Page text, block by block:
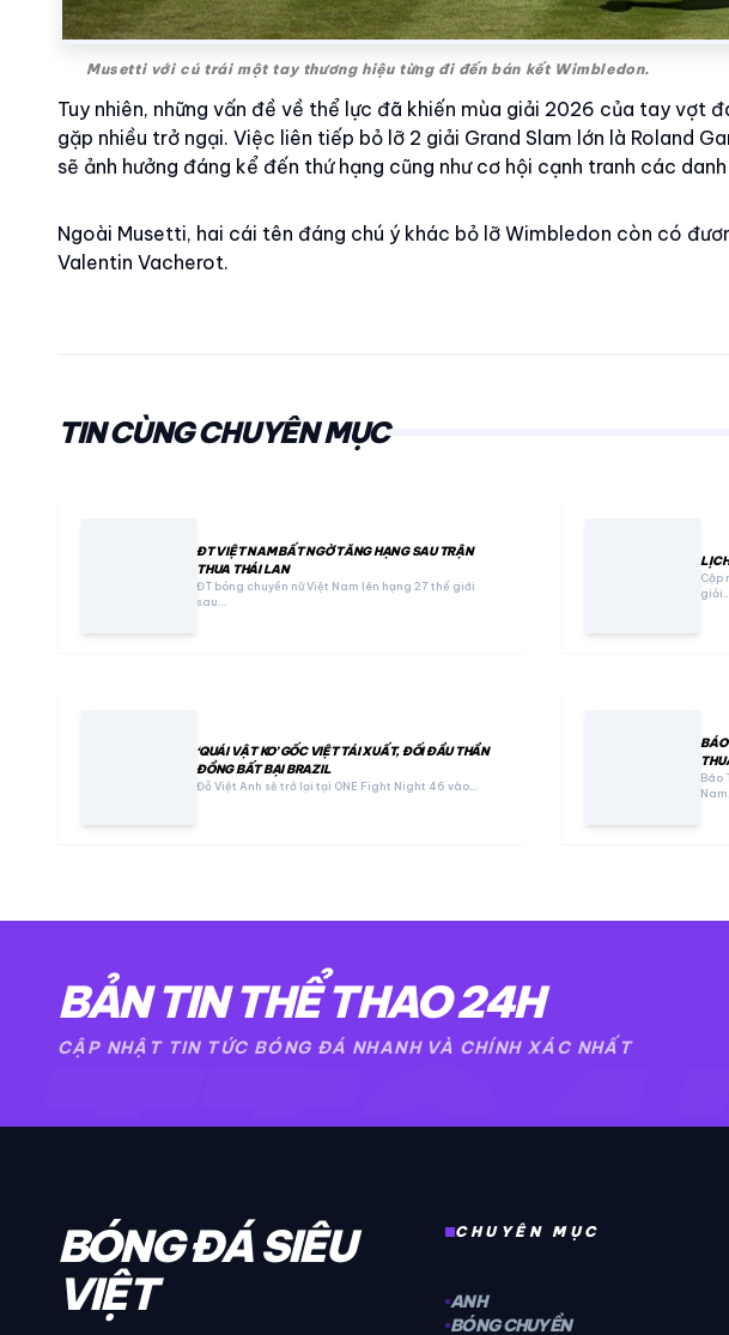
Musetti với cú trái một tay thương hiệu từng đi đến bán kết Wimbledon.
Tuy nhiên, những vấn đề về thể lực đã khiến mùa giải 2026 của tay vợt
gặp nhiều trở ngại. Việc liên tiếp bỏ lỡ 2 giải Grand Slam lớn là Roland
sẽ ảnh hưởng đáng kể đến thứ hạng cũng như cơ hội cạnh tranh các
Ngoài Musetti, hai cái tên đáng chú ý khác bỏ lỡ Wimbledon còn có
Valentin Vacherot.
TIN CÙNG CHUYÊN MỤC
ĐT VIỆT NAM BẤT NGỜ TĂNG HẠNG SAU TRẬN
THUA THÁI LAN
ĐT bóng chuyền nữ Việt Nam lên hạng 27 thế giới
sau…
Cập
giải…
‘QUÁI VẬT KO’ GỐC VIỆT TÁI XUẤT, ĐỐI ĐẦU THẦN
ĐỒNG BẤT BẠI BRAZIL
Đỗ Việt Anh sẽ trở lại tại ONE Fight Night 46 vào…
Báo
BẢN TIN THỂ THAO 24H
CẬP NHẬT TIN TỨC BÓNG ĐÁ NHANH VÀ CHÍNH XÁC NHẤT
BÓNG ĐÁ SIÊU
VIỆT
CHUYÊN MỤC
ANH
BÓNG CHUYỀN